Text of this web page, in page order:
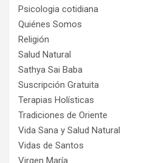
Psicologia cotidiana
Quiénes Somos
Religión
Salud Natural
Sathya Sai Baba
Suscripción Gratuita
Terapias Holísticas
Tradiciones de Oriente
Vida Sana y Salud Natural
Vidas de Santos
Virgen María